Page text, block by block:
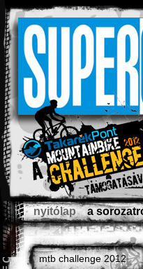
nyitólap a
mtb challenge 2012